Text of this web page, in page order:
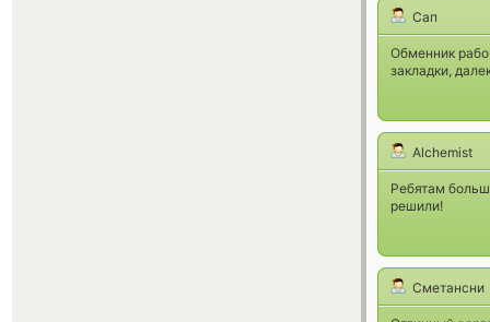
Сап
Обменник
закладки,
Alchemist
Ребятам
решили!
Сметансни